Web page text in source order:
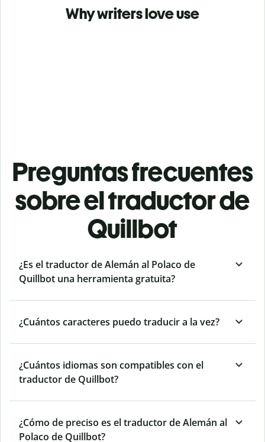
Why writers love use
Preguntas frecuentes
sobre el traductor de
Quillbot
¿Es el traductor de Alemán al Polaco de
Quillbot una herramienta gratuita?
¿Cuántos caracteres puedo traducir a la vez?
¿Cuántos idiomas son compatibles con el
traductor de Quillbot?
¿Cómo de preciso es el traductor de Alemán al
Polaco de Quillbot?